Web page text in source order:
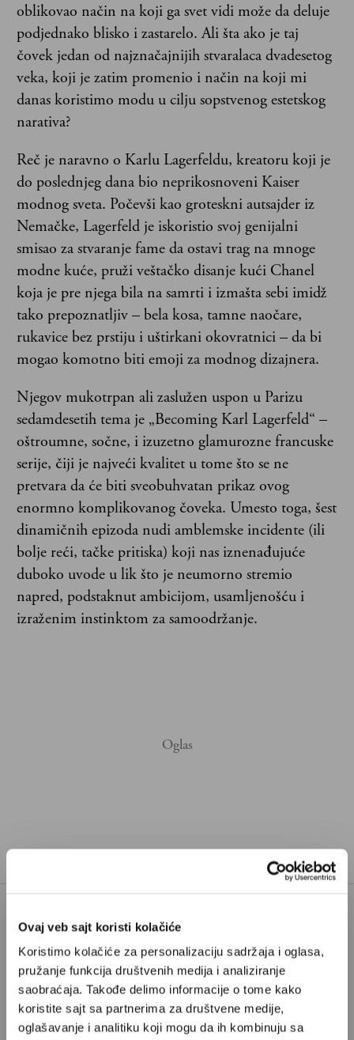
Ovaj veb sajt koristi kolačiće
Koristimo kolačiće za personalizaciju sadržaja i oglasa,
pružanje funkcija društvenih medija i analiziranje
saobraćaja. Takođe delimo informacije o tome kako
koristite sajt sa partnerima za društvene medije,
oglašavanje i analitiku koji mogu da ih kombinuju sa
oblikovao način na koji ga svet vidi može da deluje
podjednako blisko i zastarelo. Ali šta ako je taj
čovek jedan od najznačajnijih stvaralaca dvadesetog
veka, koji je zatim promenio i način na koji mi
danas koristimo modu u cilju sopstvenog estetskog
narativa?
Reč je naravno o Karlu Lagerfeldu, kreatoru koji je
do poslednjeg dana bio neprikosnoveni Kaiser
modnog sveta. Počevši kao groteskni autsajder iz
Nemačke, Lagerfeld je iskoristio svoj genijalni
smisao za stvaranje fame da ostavi trag na mnoge
modne kuće, pruži veštačko disanje kući Chanel
koja je pre njega bila na samrti i izmašta sebi imidž
tako prepoznatljiv – bela kosa, tamne naočare,
rukavice bez prstiju i uštirkani okovratnici – da bi
mogao komotno biti emoji za modnog dizajnera.
Njegov mukotrpan ali zaslužen uspon u Parizu
sedamdesetih tema je „Becoming Karl Lagerfeld“ –
oštroumne, sočne, i izuzetno glamurozne francuske
serije, čiji je najveći kvalitet u tome što se ne
pretvara da će biti sveobuhvatan prikaz ovog
enormno komplikovanog čoveka. Umesto toga, šest
dinamičnih epizoda nudi amblemske incidente (ili
bolje reći, tačke pritiska) koji nas iznenađujuće
duboko uvode u lik što je neumorno stremio
napred, podstaknut ambicijom, usamljenošću i
izraženim instinktom za samoodržanje.
Poštovani, da biste nastavili sa čitanjem naših
premium sadržaja, neophodno je da
odaberete jedan od planova pretplate.
Pretplata